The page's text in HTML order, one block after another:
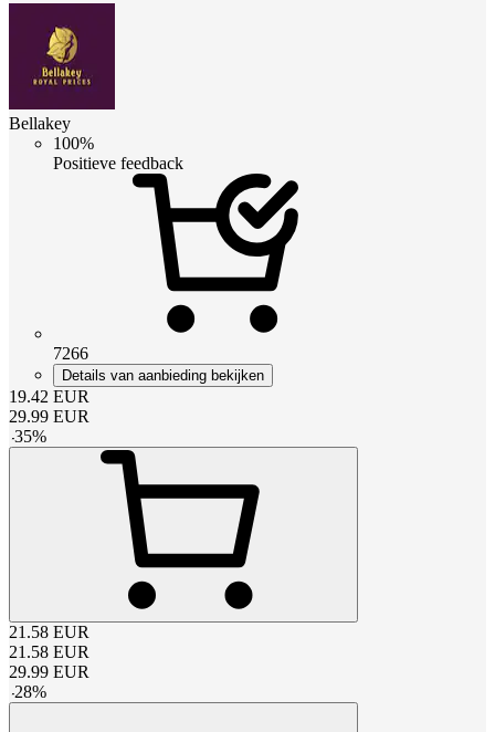
Bellakey
100%
Positieve feedback
7266
Details van aanbieding bekijken
19.42 EUR
29.99 EUR
-35%
21.58 EUR
21.58 EUR
29.99 EUR
-28%